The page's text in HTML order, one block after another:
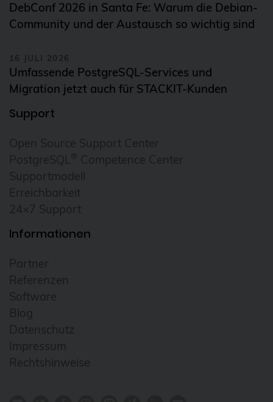
DebConf 2026 in Santa Fe: Warum die Debian-
Community und der Austausch so wichtig sind
16 JULI 2026
Umfassende PostgreSQL-Services und
Migration jetzt auch für STACKIT-Kunden
Support
Open Source Support Center
PostgreSQL ® Competence Center
Supportmodell
Erreichbarkeit
24×7 Support
Informationen
Partner
Referenzen
Software
Blog
Datenschutz
Impressum
Rechtshinweise